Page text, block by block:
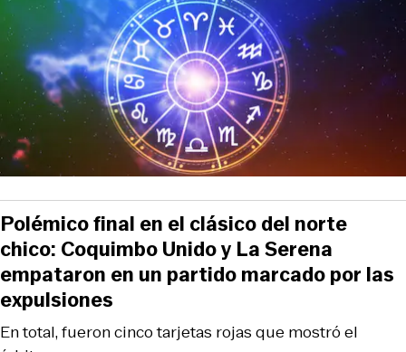
En total, fueron cinco tarjetas rojas que mostró el
Polémico final en el clásico del norte
chico: Coquimbo Unido y La Serena
empataron en un partido marcado por las
expulsiones